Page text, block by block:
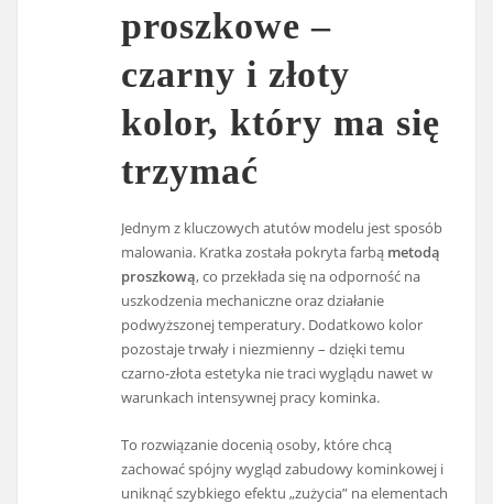
proszkowe –
czarny i złoty
kolor, który ma się
trzymać
Jednym z kluczowych atutów modelu jest sposób
malowania. Kratka została pokryta farbą metodą
proszkową, co przekłada się na odporność na
uszkodzenia mechaniczne oraz działanie
podwyższonej temperatury. Dodatkowo kolor
pozostaje trwały i niezmienny – dzięki temu
czarno-złota estetyka nie traci wyglądu nawet w
warunkach intensywnej pracy kominka.
To rozwiązanie docenią osoby, które chcą
zachować spójny wygląd zabudowy kominkowej i
uniknąć szybkiego efektu „zużycia” na elementach